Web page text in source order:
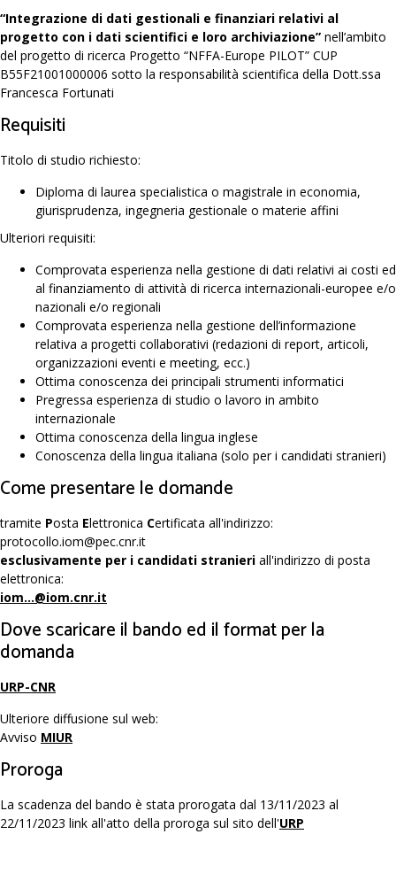
“Integrazione di dati gestionali e finanziari relativi al
progetto con i dati scientifici e loro archiviazione” nell’ambito
del progetto di ricerca Progetto “NFFA-Europe PILOT” CUP
B55F21001000006 sotto la responsabilità scientifica della Dott.ssa
Francesca Fortunati
Requisiti
Titolo di studio richiesto:
Diploma di laurea specialistica o magistrale in economia,
giurisprudenza, ingegneria gestionale o materie affini
Ulteriori requisiti:
Comprovata esperienza nella gestione di dati relativi ai costi ed
al finanziamento di attività di ricerca internazionali-europee e/o
nazionali e/o regionali
Comprovata esperienza nella gestione dell’informazione
relativa a progetti collaborativi (redazioni di report, articoli,
organizzazioni eventi e meeting, ecc.)
Ottima conoscenza dei principali strumenti informatici
Pregressa esperienza di studio o lavoro in ambito
internazionale
Ottima conoscenza della lingua inglese
Conoscenza della lingua italiana (solo per i candidati stranieri)
Come presentare le domande
tramite Posta Elettronica Certificata all'indirizzo:
protocollo.iom@pec.cnr.it
esclusivamente per i candidati stranieri all'indirizzo di posta
elettronica:
iom...@iom.cnr.it
Dove scaricare il bando ed il format per la
domanda
URP-CNR
Ulteriore diffusione sul web:
Avviso MIUR
Proroga
La scadenza del bando è stata prorogata dal 13/11/2023 al
22/11/2023 link all'atto della proroga sul sito dell'URP